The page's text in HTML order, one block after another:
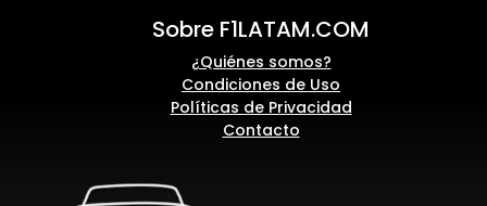
Sobre F1LATAM.COM
¿Quiénes somos?
Condiciones de Uso
Políticas de Privacidad
Contacto